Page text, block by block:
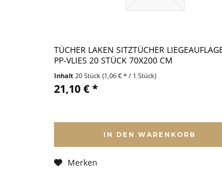
TÜCHER LAKEN SITZTÜCHER
PP-VLIES 20 STÜCK 70X200 CM
Inhalt 20 Stück(1,06 € * / 1 Stück)
21,10 € *
IN DEN WARENKORB
Merken